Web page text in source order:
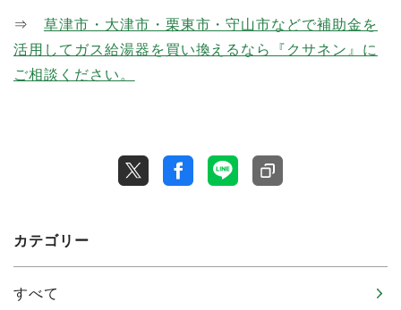
⇒ 草津市・大津市・栗東市・守山市などで補助金を
活用してガス給湯器を買い換えるなら『クサネン』に
ご相談ください。
カテゴリー
すべて